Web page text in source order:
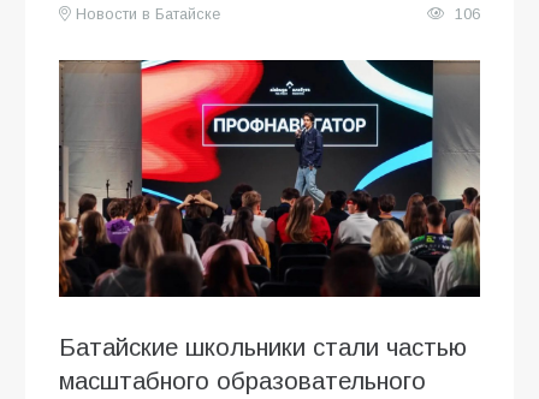
Новости в Батайске
106
Батайские школьники стали частью
масштабного образовательного